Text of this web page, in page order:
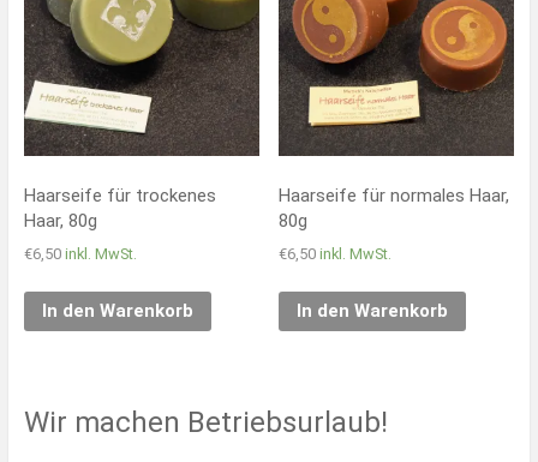
Haarseife für trockenes
Haar, 80g
€6,50 inkl. MwSt.
In den Warenkorb
Haarseife für normales Haar,
80g
€6,50 inkl. MwSt.
In den Warenkorb
Wir machen Betriebsurlaub!